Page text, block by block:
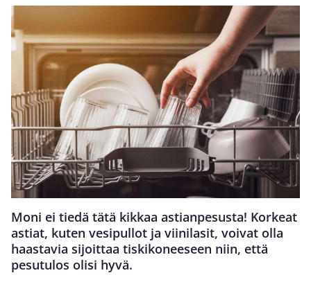
Moni ei tiedä tätä kikkaa astianpesusta! Korkeat
astiat, kuten vesipullot ja viinilasit, voivat olla
haastavia sijoittaa tiskikoneeseen niin, että
pesutulos olisi hyvä.